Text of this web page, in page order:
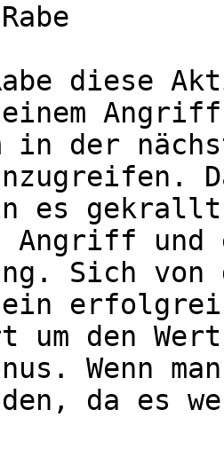
diese
in der
es
Angriff und
Sich von
um den
Wenn
da es